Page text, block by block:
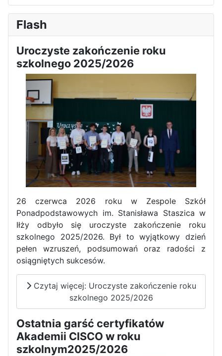
Flash
Uroczyste zakończenie roku
szkolnego 2025/2026
26 czerwca 2026 roku w Zespole Szkół
Ponadpodstawowych im. Stanisława Staszica w
Iłży odbyło się uroczyste zakończenie roku
szkolnego 2025/2026. Był to wyjątkowy dzień
pełen wzruszeń, podsumowań oraz radości z
osiągniętych sukcesów.
Czytaj więcej: Uroczyste zakończenie roku
szkolnego 2025/2026
Ostatnia garść certyfikatów
Akademii CISCO w roku
szkolnym2025/2026